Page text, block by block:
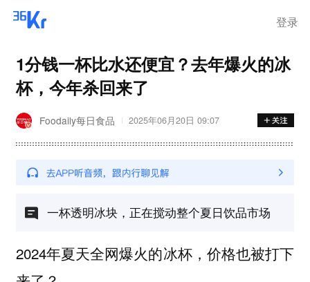
登录
1分钱一杯比水还便宜？去年爆火的冰
杯，今年杀回来了
Foodaily每日食品 2025年06月20日 09:07
一杯透明冰块，正在搅动整个夏日饮品市场
2024年夏天全网爆火的冰杯，价格也被打下